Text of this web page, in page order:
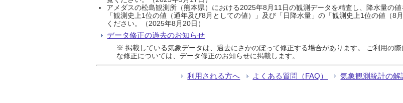
アメダスの松島観測所（熊本県）における2025年8月11日の観測データを精査し、降水量の
「観測史上1位の値（通年及び8月としての値）」及び「日降水量」の「観測史上1位の値（
ください。（2025年8月20日）
データ修正の過去のお知らせ
※ 掲載している気象データは、過去にさかのぼって修正する場合があります。 ご利用の
な修正については、データ修正のお知らせに掲載します。
利用される方へ よくある質問（FAQ） 気象観測統計の解